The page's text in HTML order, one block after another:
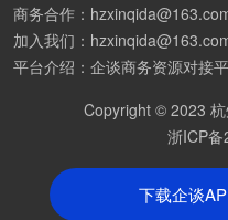
下载企谈
商务合作：
加入我们：
Copyright © 2023
浙ICP